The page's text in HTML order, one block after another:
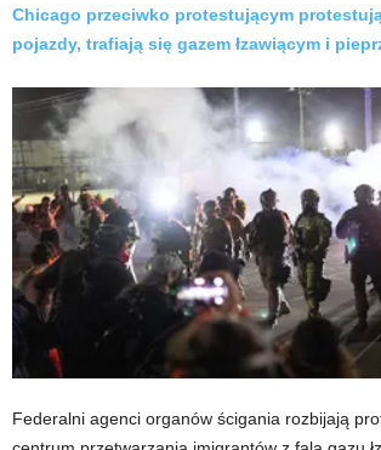
Chicago przeciwko protestującym
pojazdy, trafiają się gazem łzawiącym i
Federalni agenci organów ścigania rozbijają